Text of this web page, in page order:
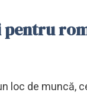
loc de muncă,